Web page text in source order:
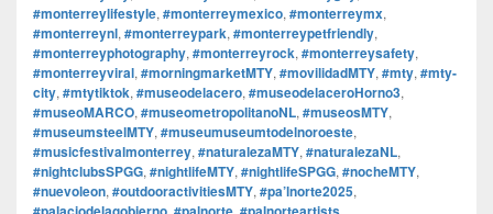
#monterreylifestyle, #monterreymexico, #monterreymx,
#monterreynl, #monterreypark, #monterreypetfriendly,
#monterreyphotography, #monterreyrock, #monterreysafety,
#monterreyviral, #morningmarketMTY, #movilidadMTY, #mty, #mty-
city, #mtytiktok, #museodelacero, #museodelaceroHorno3,
#museoMARCO, #museometropolitanoNL, #museosMTY,
#museumsteelMTY, #museumuseumtodelnoroeste,
#musicfestivalmonterrey, #naturalezaMTY, #naturalezaNL,
#nightclubsSPGG, #nightlifeMTY, #nightlifeSPGG, #nocheMTY,
#nuevoleon, #outdooractivitiesMTY, #pa’lnorte2025,
, , ,